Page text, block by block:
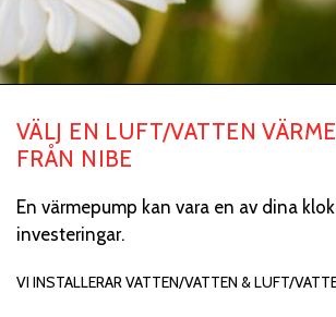
VÄLJ EN LUFT/VATTEN
FRÅN NIBE
En värmepump kan vara en av dina
investeringar.
VI INSTALLERAR VATTEN/VATTEN & LUFT/